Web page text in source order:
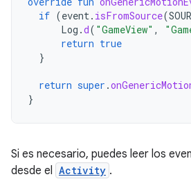
if (event. isFromSource(
Log .d( "GameView" ,
return true
}
return super .
}
Si es necesario, puedes leer los
desde el Activity .